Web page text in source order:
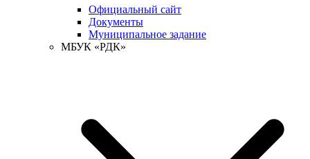
Официальный сайт
Документы
Муниципальное задание
МБУК «РДК»